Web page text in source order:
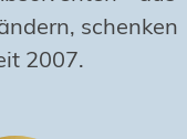
schenken
2007.